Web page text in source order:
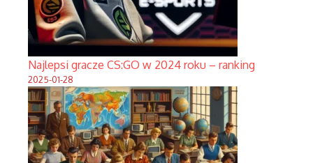
Najlepsi gracze CS:GO w 2024 roku – ranking
2025-01-28